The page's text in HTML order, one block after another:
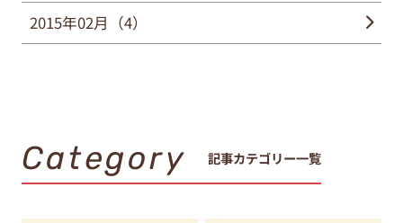
2015年02月（4）
Category 記事カテゴリー一覧